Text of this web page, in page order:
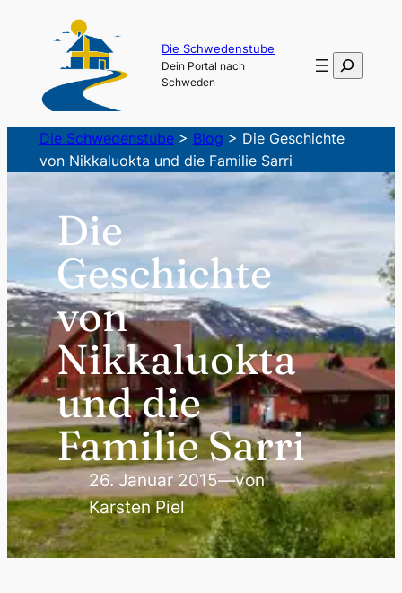
springen
Die Schwedenstube
Dein Portal nach
Schweden
Suchen
Die Schwedenstube> Blog > Die Geschichte
von Nikkaluokta und die Familie Sarri
Die
Geschichte
von
Nikkaluokta
und die
Familie Sarri
26. Januar 2015—von
Karsten Piel